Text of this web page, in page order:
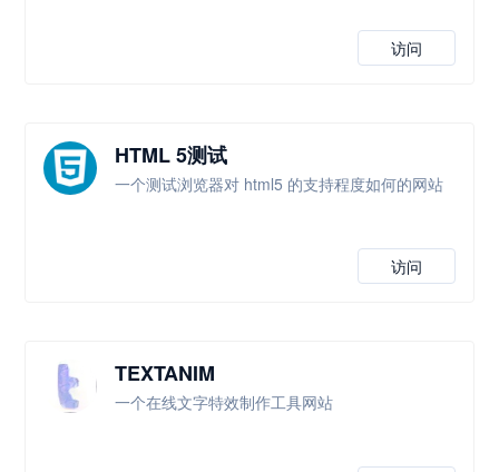
访问
HTML 5测试
一个测试浏览器对 html5 的支持程度如何的网站
访问
TEXTANIM
一个在线文字特效制作工具网站